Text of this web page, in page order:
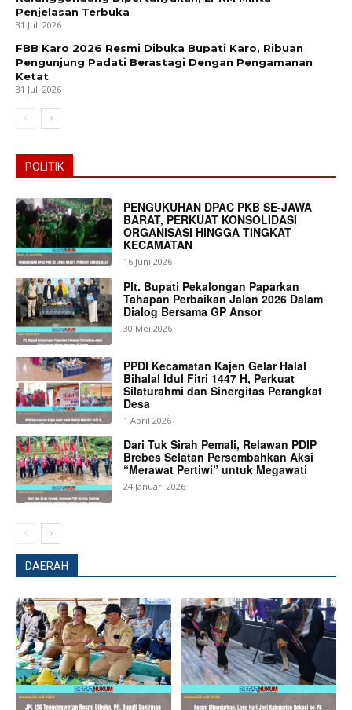
Magazine PRO
Penjelasan Terbuka
31 Juli 2026
FBB Karo 2026 Resmi Dibuka Bupati Karo, Ribuan
Pengunjung Padati Berastagi Dengan Pengamanan
Ketat
31 Juli 2026
POLITIK
PENGUKUHAN DPAC PKB SE-JAWA
BARAT, PERKUAT KONSOLIDASI
ORGANISASI HINGGA TINGKAT
KECAMATAN
16 Juni 2026
Plt. Bupati Pekalongan Paparkan
Tahapan Perbaikan Jalan 2026 Dalam
Dialog Bersama GP Ansor
30 Mei 2026
PPDI Kecamatan Kajen Gelar Halal
Bihalal Idul Fitri 1447 H, Perkuat
Silaturahmi dan Sinergitas Perangkat
Desa
1 April 2026
Dari Tuk Sirah Pemali, Relawan PDIP
Brebes Selatan Persembahkan Aksi
“Merawat Pertiwi” untuk Megawati
24 Januari 2026
DAERAH